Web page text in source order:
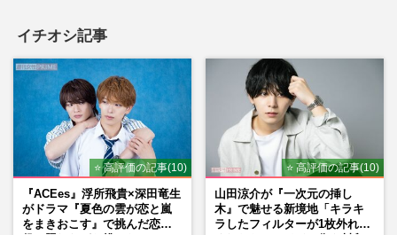
イチオシ記事
⭐ 高評価の記事(10)
『ACEes』浮所飛貴×深田竜生
がドラマ『夏色の雲が恋と嵐
をまきおこす』で挑んだ恋人
⭐ 高評価の記事(10)
山田涼介が『一次元の挿し
木』で魅せる新境地「キラキ
ラしたフィルターが1枚外れて